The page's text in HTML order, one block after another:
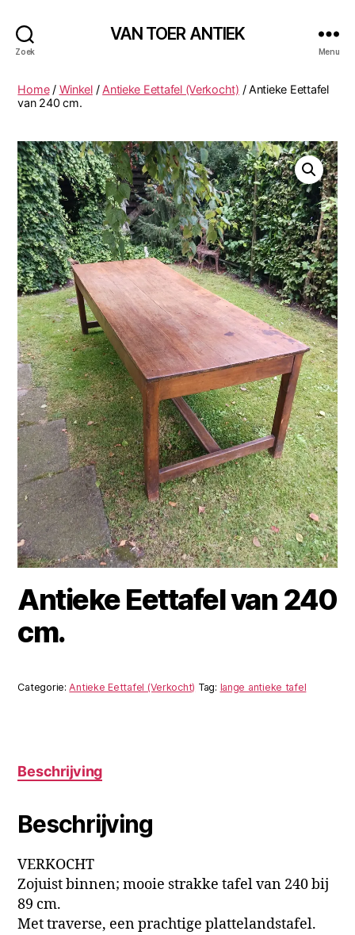
Zoek
VAN TOER ANTIEK
Menu
Home/ Winkel/ Antieke Eettafel (Verkocht) / Antieke Eettafel
van 240 cm.
Antieke Eettafel van 240
cm.
Categorie:Antieke Eettafel (Verkocht) Tag: lange antieke tafel
Beschrijving
Beschrijving
VERKOCHT
Zojuist binnen; mooie strakke tafel van 240 bij
89 cm.
Met traverse, een prachtige plattelandstafel.